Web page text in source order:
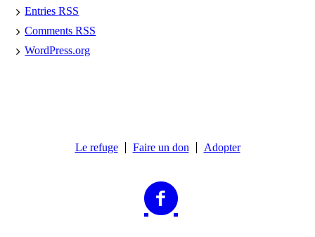
EntriesRSS
CommentsRSS
WordPress.org
Le refuge Faire un don Adopter